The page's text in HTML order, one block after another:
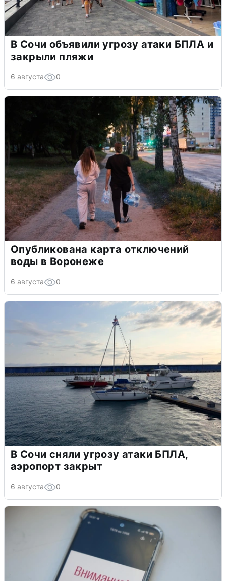
В Сочи объявили угрозу атаки БПЛА и
закрыли пляжи
6 августа 0
Опубликована карта отключений
воды в Воронеже
6 августа 0
В Сочи сняли угрозу атаки БПЛА,
аэропорт закрыт
6 августа 0